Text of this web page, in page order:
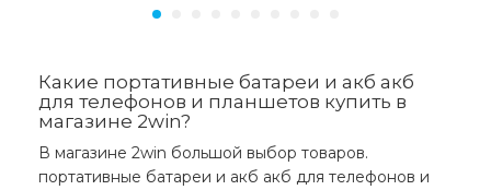
Какие портативные батареи и акб акб
для телефонов и планшетов купить в
магазине 2win?
В магазине 2win большой выбор товаров.
портативные батареи и акб акб для телефонов и